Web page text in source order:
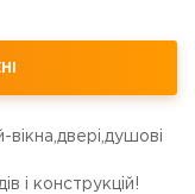
і конструкцій!